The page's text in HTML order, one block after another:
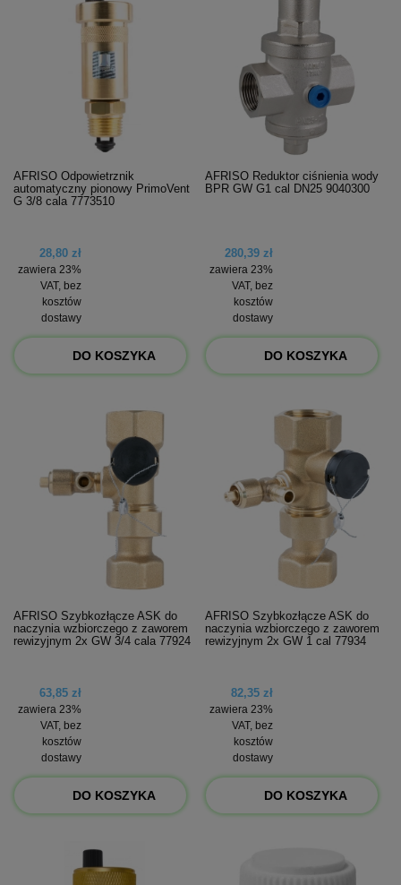
AFRISO Odpowietrznik
automatyczny pionowy PrimoVent
G 3/8 cala 7773510
28,80 zł
zawiera 23%
VAT, bez
kosztów
dostawy
DO KOSZYKA
AFRISO Reduktor ciśnienia wody
BPR GW G1 cal DN25 9040300
280,39 zł
zawiera 23%
VAT, bez
kosztów
dostawy
DO KOSZYKA
AFRISO Szybkozłącze ASK do
naczynia wzbiorczego z zaworem
rewizyjnym 2x GW 3/4 cala 77924
63,85 zł
zawiera 23%
VAT, bez
kosztów
dostawy
DO KOSZYKA
AFRISO Szybkozłącze ASK do
naczynia wzbiorczego z zaworem
rewizyjnym 2x GW 1 cal 77934
82,35 zł
zawiera 23%
VAT, bez
kosztów
dostawy
DO KOSZYKA